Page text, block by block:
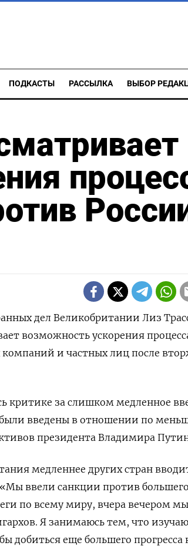
ПОДКАСТЫ РАССЫЛКА ВЫБОР
дел Великобритании Лиз
возможность ускорения
и частных лиц после
критике за слишком медленное
введены в отношении по
президента Владимира
медленнее других стран
ввели санкции против
по всему миру, вчера вечером
Я занимаюсь тем, что
добиться еще большего прогресса